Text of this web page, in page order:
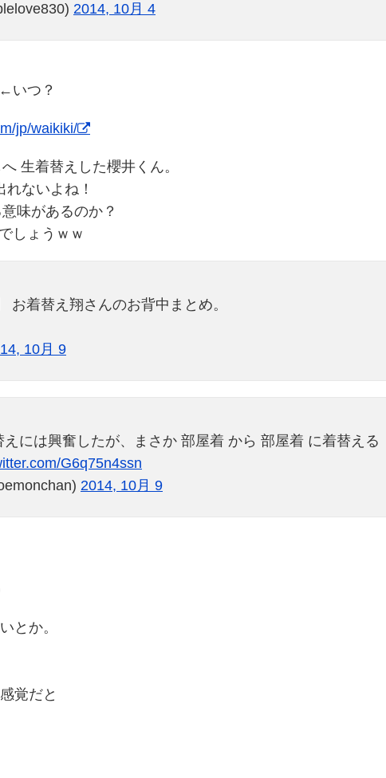
2014, 10月 4
いつ？
jp/waikiki/
生着替えした櫻井くん。
ないよね！
味があるのか？
しょうｗｗ
お着替え翔さんのお背中まとめ。
10月 9
には興奮したが、まさか 部屋着 から 部屋着 に着替える
G6q75n4ssn
2014, 10月 9
とか。
覚だと